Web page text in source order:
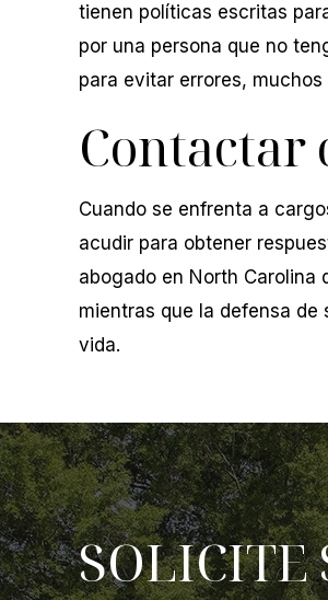
tienen políticas escritas
por una persona que no
para evitar errores,
Contactar
Cuando se enfrenta a
acudir para obtener
abogado en North Carolina
mientras que la defensa de
vida.
SOLICITE